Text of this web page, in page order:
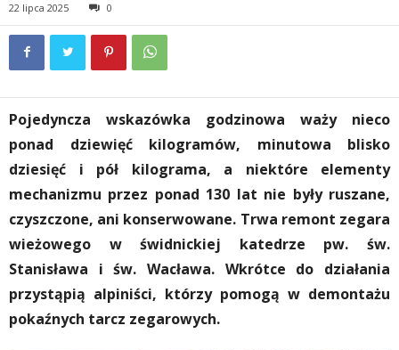
22 lipca 2025 0
Pojedyncza wskazówka godzinowa waży nieco
ponad dziewięć kilogramów, minutowa blisko
dziesięć i pół kilograma, a niektóre elementy
mechanizmu przez ponad 130 lat nie były ruszane,
czyszczone, ani konserwowane. Trwa remont zegara
wieżowego w świdnickiej katedrze pw. św.
Stanisława i św. Wacława. Wkrótce do działania
przystąpią alpiniści, którzy pomogą w demontażu
pokaźnych tarcz zegarowych.